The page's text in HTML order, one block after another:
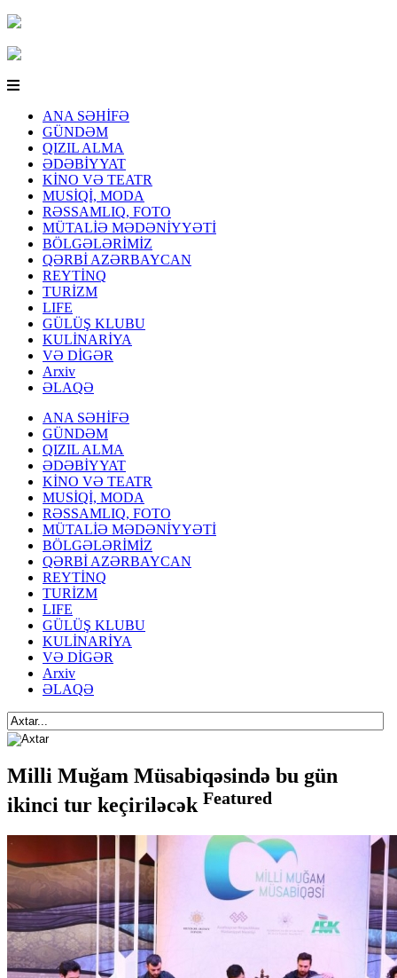
ANA SƏHİFƏ
GÜNDƏM
QIZIL ALMA
ƏDƏBİYYAT
KİNO VƏ TEATR
MUSİQİ, MODA
RƏSSAMLIQ, FOTO
MÜTALİƏ MƏDƏNİYYƏTİ
BÖLGƏLƏRİMİZ
QƏRBİ AZƏRBAYCAN
REYTİNQ
TURİZM
LIFE
GÜLÜŞ KLUBU
KULİNARİYA
VƏ DİGƏR
Arxiv
ƏLAQƏ
ANA SƏHİFƏ
GÜNDƏM
QIZIL ALMA
ƏDƏBİYYAT
KİNO VƏ TEATR
MUSİQİ, MODA
RƏSSAMLIQ, FOTO
MÜTALİƏ MƏDƏNİYYƏTİ
BÖLGƏLƏRİMİZ
QƏRBİ AZƏRBAYCAN
REYTİNQ
TURİZM
LIFE
GÜLÜŞ KLUBU
KULİNARİYA
VƏ DİGƏR
Arxiv
ƏLAQƏ
Milli Muğam Müsabiqəsində bu gün
ikinci tur keçiriləcək Featured